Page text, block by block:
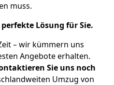
muss.
Lösung für Sie.
– wir kümmern uns
Angebote erhalten.
Sie uns noch
Umzug von